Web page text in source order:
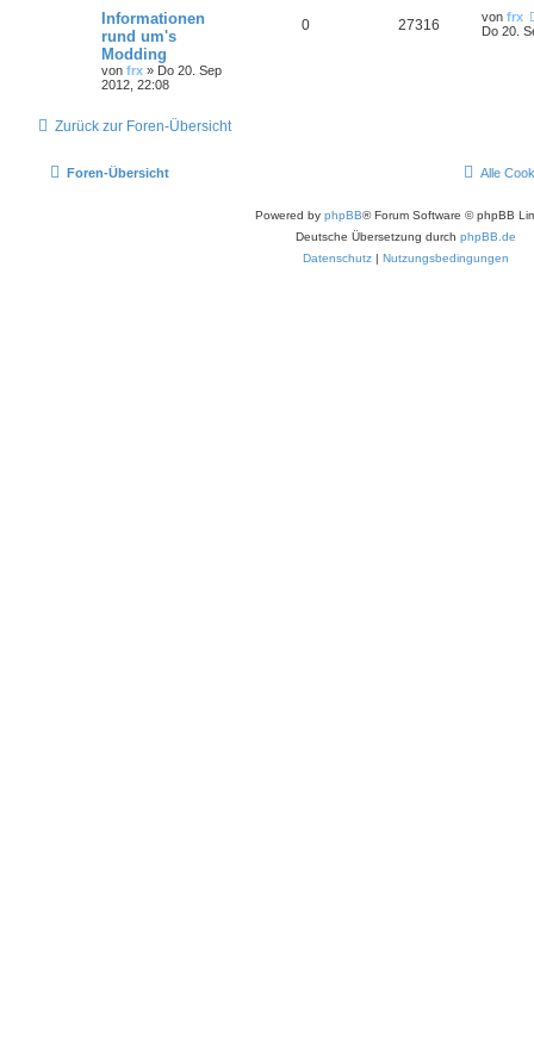
Informationen
rund um's
Modding
von frx » Do 20. Sep
2012, 22:08
0 27316 von frx
Do 20.
Zurück zur Foren-Übersicht
Foren-Übersicht Alle
Powered by phpBB® Forum Software © phpBB
Deutsche Übersetzung durch phpBB.de
Datenschutz | Nutzungsbedingungen